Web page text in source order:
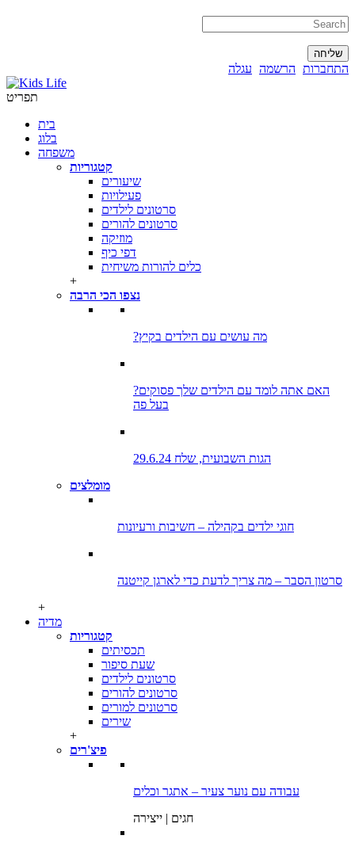
התחברות הרשמה עגלה
תפריט
בית
בלוג
משפחה
קטגוריות
שיעורים
פעילויות
סרטונים לילדים
סרטונים להורים
מוזיקה
דפי כיף
כלים להורות משיחית
+
נצפו הכי הרבה
?מה עושים עם הילדים בקיץ
?האם אתה לומד עם הילדים שלך פסוקים
בעל פה
הגות השבועית, שלח 29.6.24
מומלצים
חוגי ילדים בקהילה – חשיבות ורעיונות
סרטון הסבר – מה צריך לדעת כדי לארגן קייטנה
+
מדיה
קטגוריות
תכסיתים
שעת סיפור
סרטונים לילדים
סרטונים להורים
סרטונים למורים
שירים
+
פיצ'רים
עבודה עם נוער צעיר – אתגר וכלים
חגים | ייצירה